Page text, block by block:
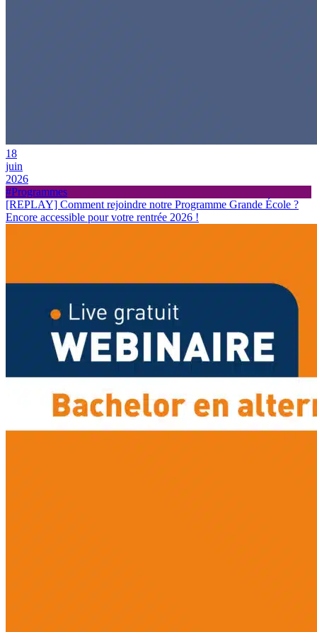
18
juin
2026
#Programmes
[REPLAY] Comment rejoindre notre Programme Grande École ?
Encore accessible pour votre rentrée 2026 !